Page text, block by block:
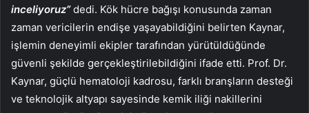
inceliyoruz”dedi. Kök hücre bağışı konusunda zaman
zaman vericilerin endişe yaşayabildiğini belirten Kaynar,
işlemin deneyimli ekipler tarafından yürütüldüğünde
güvenli şekilde gerçekleştirilebildiğini ifade etti. Prof. Dr.
Kaynar, güçlü hematoloji kadrosu, farklı branşların desteği
ve teknolojik altyapı sayesinde kemik iliği nakillerini